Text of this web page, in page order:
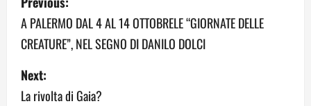
o
s
t
A PALERMO DAL 4 AL 14 OTTOBRELE “GIORNATE DELLE
CREATURE”, NEL SEGNO DI DANILO DOLCI
Next:
La rivolta di Gaia?